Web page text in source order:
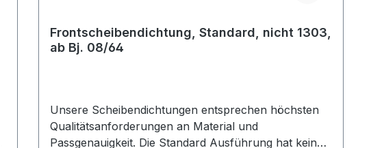
Frontscheibendichtung, Standard, nicht 1303,
ab Bj. 08/64
Unsere Scheibendichtungen entsprechen höchsten
Qualitätsanforderungen an Material und
Passgenauigkeit. Die Standard Ausführung hat keine